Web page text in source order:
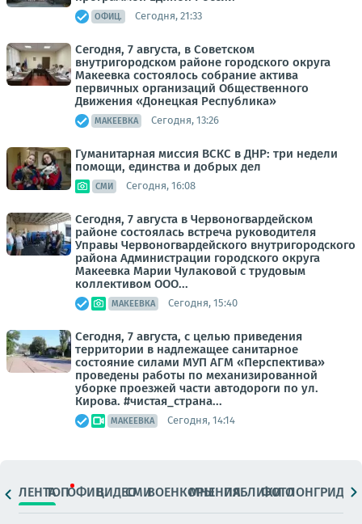
ОФИЦ. Сегодня, 21:33
Сегодня, 7 августа, в Советском
внутригородском районе городского округа
Макеевка состоялось собрание актива
первичных организаций Общественного
Движения «Донецкая Республика»
МАКЕЕВКА Сегодня, 13:26
Гуманитарная миссия ВСКС в ДНР: три недели
помощи, единства и добрых дел
СМИ Сегодня, 16:08
Сегодня, 7 августа в Червоногвардейском
районе состоялась встреча руководителя
Управы Червоногвардейского внутригородского
района Администрации городского округа
Макеевка Марии Чулаковой с трудовым
коллективом ООО...
МАКЕЕВКА Сегодня, 15:40
Сегодня, 7 августа, с целью приведения
территории в надлежащее санитарное
состояние силами МУП АГМ «Перспектива»
проведены работы по механизированной
уборке проезжей части автодороги по ул.
Кирова. #чистая_страна...
МАКЕЕВКА Сегодня, 14:14
ЛЕНТАТОПОФИЦ.ВИДЕОСМИВОЕНКОРЫМНЕНИЯПАБЛИКИ
ФОТОЛОНГРИДЫ